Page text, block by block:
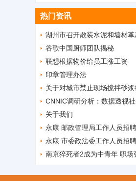
热门资讯
湖州市召开散装水泥和墙材
谷歌中国厨师团队揭秘
联想根据物价给员工涨工资
印章管理办法
关于对城市禁止现场搅拌砂
开展专项执法检查的通知
CNNIC调研分析：数据透视
关于我们
永康 邮政管理局工作人员招
永康 市委政法委工作人员招
南京猝死者2成为中青年 职场